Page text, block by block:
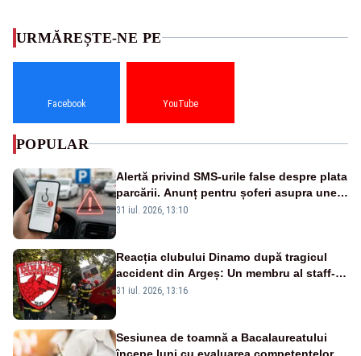
URMĂREȘTE-NE PE
Facebook YouTube
POPULAR
Alertă privind SMS-urile false despre plata
parcării. Anunț pentru șoferi asupra unei
noi metode de fraudă online
31 iul. 2026, 13:10
Reacția clubului Dinamo după tragicul
accident din Argeș: Un membru al staff-
ului medical a murit, antrenorul Adrian
31 iul. 2026, 13:16
Sesiunea de toamnă a Bacalaureatului
începe luni cu evaluarea competențelor